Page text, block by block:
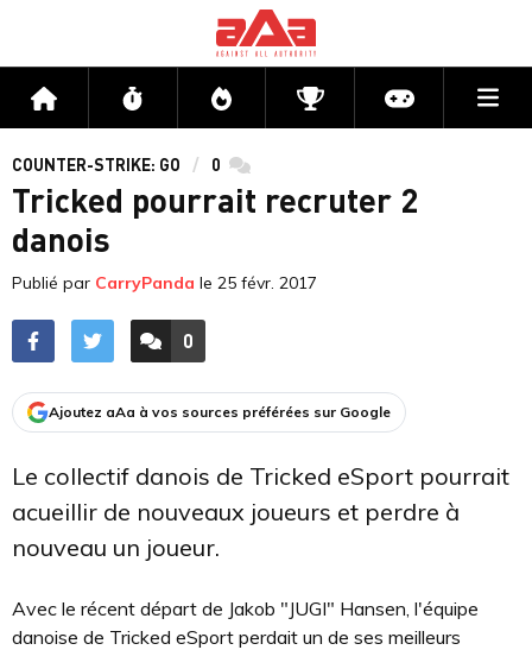
Accueil Flux Directs CompétitionsActu jeux
COUNTER-STRIKE: GO 0 commentaires
Tricked pourrait recruter 2
danois
Publié par CarryPanda le 25 févr. 2017
ACCÉDER AUX
0
COMMENTAIRES
Ajoutez aAa à vos sources préférées sur Google
Le collectif danois de Tricked eSport pourrait
acueillir de nouveaux joueurs et perdre à
nouveau un joueur.
Avec le récent départ de Jakob "JUGI" Hansen, l'équipe
danoise de Tricked eSport perdait un de ses meilleurs